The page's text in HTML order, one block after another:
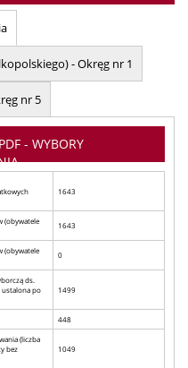
- Okręg nr 1
nr 5
- WYBORY
1643
(obywatele
1643
(obywatele
0
ds.
ustalona po
1499
448
(liczba
bez
1049